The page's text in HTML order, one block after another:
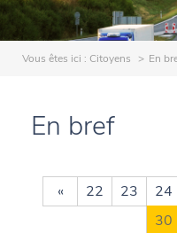
Vous êtes ici : Citoyens En
En bref
« 22 23 24
30